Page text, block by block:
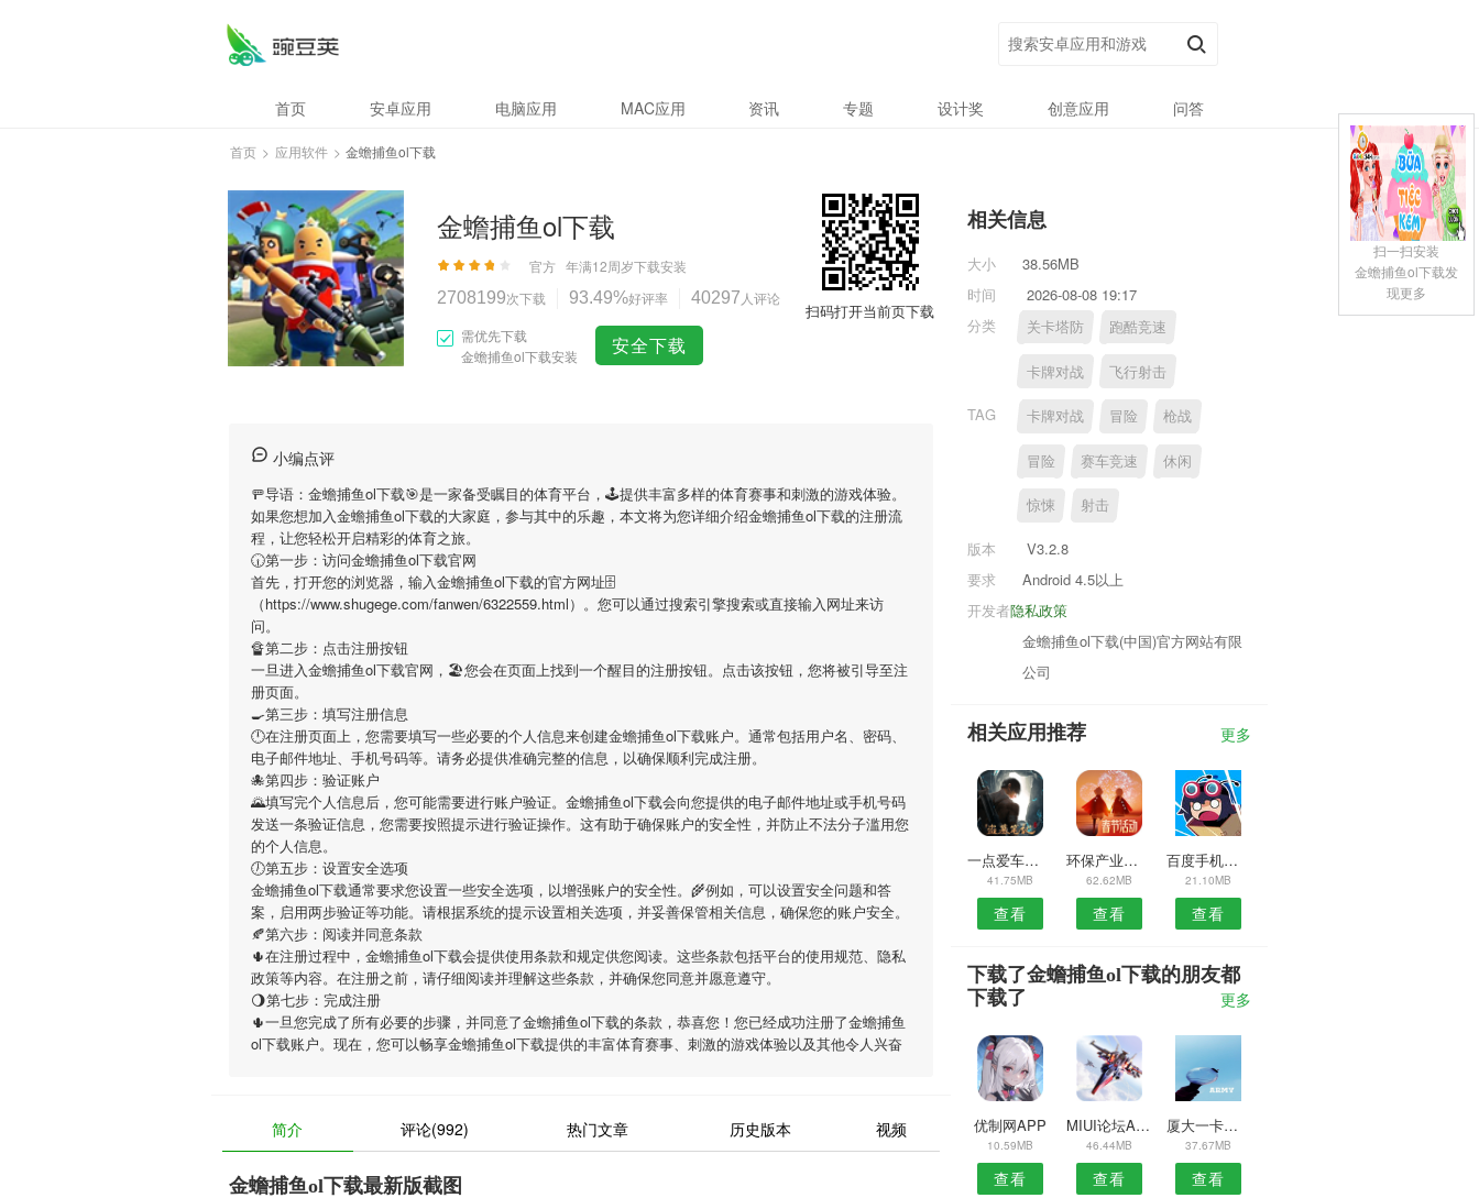
首页 安卓应用 电脑应用 MAC应用 资讯 专题 设计奖 创意应用 问答
首页 > 应用软件 > 金蟾捕鱼ol下载
金蟾捕鱼ol下载
官方 年满12周岁下载安装
2708199次下载 93.49%好评率 40297 人评论
需优先下载
金蟾捕鱼ol下载安装
安全下载
扫码打开当前页下载
小编点评
🚥导语： 金蟾捕鱼ol下载🎯是一家备受瞩目的体育平台，🕹提供丰富多样的体育赛事和刺激的游戏体验。
如果您想加入金蟾捕鱼ol下载的大家庭，参与其中的乐趣，本文将为您详细介绍金蟾捕鱼ol下载的注册流
程，让您轻松开启精彩的体育之旅。
🕡第一步：访问金蟾捕鱼ol下载官网
首先，打开您的浏览器，输入金蟾捕鱼ol下载的官方网址🗄
（https://www.shugege.com/fanwen/6322559.html）。您可以通过搜索引擎搜索或直接输入网址来访
问。
🔏第二步：点击注册按钮
一旦进入金蟾捕鱼ol下载官网，🏖您会在页面上找到一个醒目的注册按钮。点击该按钮，您将被引导至注
册页面。
🍳第三步：填写注册信息
🕛在注册页面上，您需要填写一些必要的个人信息来创建金蟾捕鱼ol下载账户。通常包括用户名、密码、
电子邮件地址、手机号码等。请务必提供准确完整的信息，以确保顺利完成注册。
🐙第四步：验证账户
🌄填写完个人信息后，您可能需要进行账户验证。 金蟾捕鱼ol下载会向您提供的电子邮件地址或手机号码
发送一条验证信息，您需要按照提示进行验证操作。这有助于确保账户的安全性，并防止不法分子滥用您
的个人信息。
🕖第五步：设置安全选项
金蟾捕鱼ol下载通常要求您设置一些安全选项，以增强账户的安全性。🌾例如，可以设置安全问题和答
案，启用两步验证等功能。请根据系统的提示设置相关选项，并妥善保管相关信息，确保您的账户安全。
🍂第六步：阅读并同意条款
🌵在注册过程中， 金蟾捕鱼ol下载会提供使用条款和规定供您阅读。这些条款包括平台的使用规范、隐私
政策等内容。在注册之前，请仔细阅读并理解这些条款，并确保您同意并愿意遵守。
🌖第七步：完成注册
🌵一旦您完成了所有必要的步骤，并同意了金蟾捕鱼ol下载的条款，恭喜您！您已经成功注册了金蟾捕鱼
ol下载账户。现在，您可以畅享金蟾捕鱼ol下载提供的丰富体育赛事、刺激的游戏体验以及其他令人兴奋
简介 评论(992) 热门文章 历史版本 视频
金蟾捕鱼ol下载最新版截图
相关信息
大小
38.56MB
时间
2026-08-08 19:17
分类
关卡塔防 跑酷竞速
卡牌对战 飞行射击
TAG 卡牌对战 冒险 枪战
冒险 赛车竞速 休闲
惊悚 射击
版本
V3.2.8
要求
Android 4.5以上
隐私政策
开发者
金蟾捕鱼ol下载(中国)官方网站有限
公司
相关应用推荐 更多
一点爱车安卓版
41.75MB
查看
环保产业网安卓版
62.62MB
查看
百度手机急救箱APP
21.10MB
查看
下载了金蟾捕鱼ol下载的朋友都
下载了
更多
优制网APP
10.59MB
查看
MIUI论坛APP
46.44MB
查看
厦大一卡通APP
37.67MB
查看
扫一扫安装
金蟾捕鱼ol下载发
现更多